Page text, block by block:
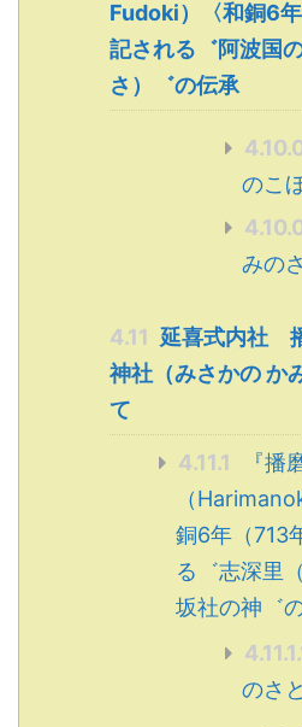
Fudoki）〈和銅6
記される゛阿波国
さ）゛の伝承
のこ
みの
4.11 延喜式内社
神社（みさかの か
て
4.11.1
『播
（
銅6年（713
る゛志深里
坂社の神゛
のさと